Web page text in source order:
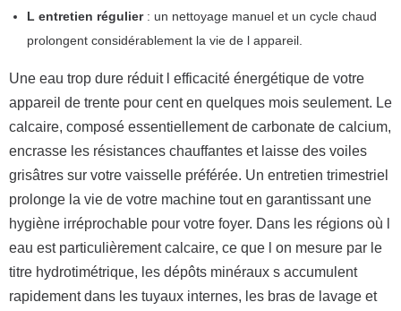
L entretien régulier: un nettoyage manuel et un cycle chaud
prolongent considérablement la vie de l appareil.
Une eau trop dure réduit l efficacité énergétique de votre
appareil de trente pour cent en quelques mois seulement. Le
calcaire, composé essentiellement de carbonate de calcium,
encrasse les résistances chauffantes et laisse des voiles
grisâtres sur votre vaisselle préférée. Un entretien trimestriel
prolonge la vie de votre machine tout en garantissant une
hygiène irréprochable pour votre foyer. Dans les régions où l
eau est particulièrement calcaire, ce que l on mesure par le
titre hydrotimétrique, les dépôts minéraux s accumulent
rapidement dans les tuyaux internes, les bras de lavage et